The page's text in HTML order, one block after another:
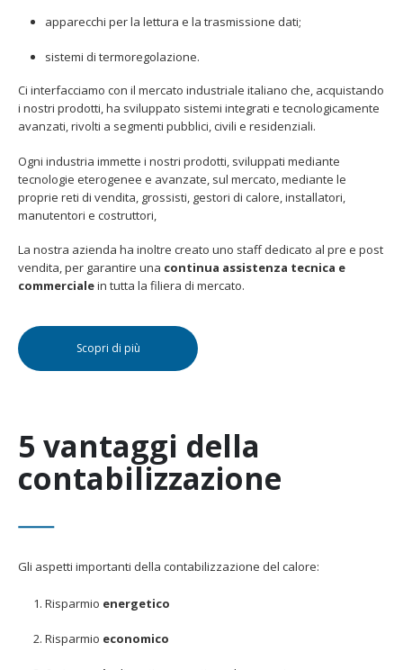
apparecchi per la lettura e la trasmissione dati;
sistemi di termoregolazione.
Ci interfacciamo con il mercato industriale italiano che, acquistando
i nostri prodotti, ha sviluppato sistemi integrati e tecnologicamente
avanzati, rivolti a segmenti pubblici, civili e residenziali.
Ogni industria immette i nostri prodotti, sviluppati mediante
tecnologie eterogenee e avanzate, sul mercato, mediante le
proprie reti di vendita, grossisti, gestori di calore, installatori,
manutentori e costruttori,
La nostra azienda ha inoltre creato uno staff dedicato al pre e post
vendita, per garantire una continua assistenza tecnica e
commercialein tutta la filiera di mercato.
Scopri di più
5 vantaggi della
contabilizzazione
Gli aspetti importanti della contabilizzazione del calore:
Risparmio energetico
Risparmio economico